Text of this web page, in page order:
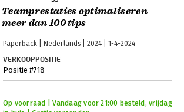
Teamprestaties optimaliseren
meer dan 100 tips
Paperback Nederlands 2024 1-4-2024
VERKOOPPOSITIE
Positie #718
Op voorraad | Vandaag voor 21:00 besteld, vrijdag